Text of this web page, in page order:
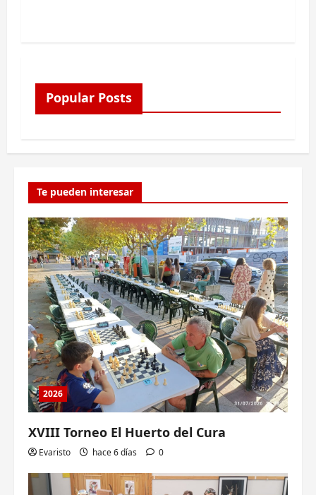
Popular Posts
Te pueden interesar
2026
XVIII Torneo El Huerto del Cura
Evaristo hace 6 días 0